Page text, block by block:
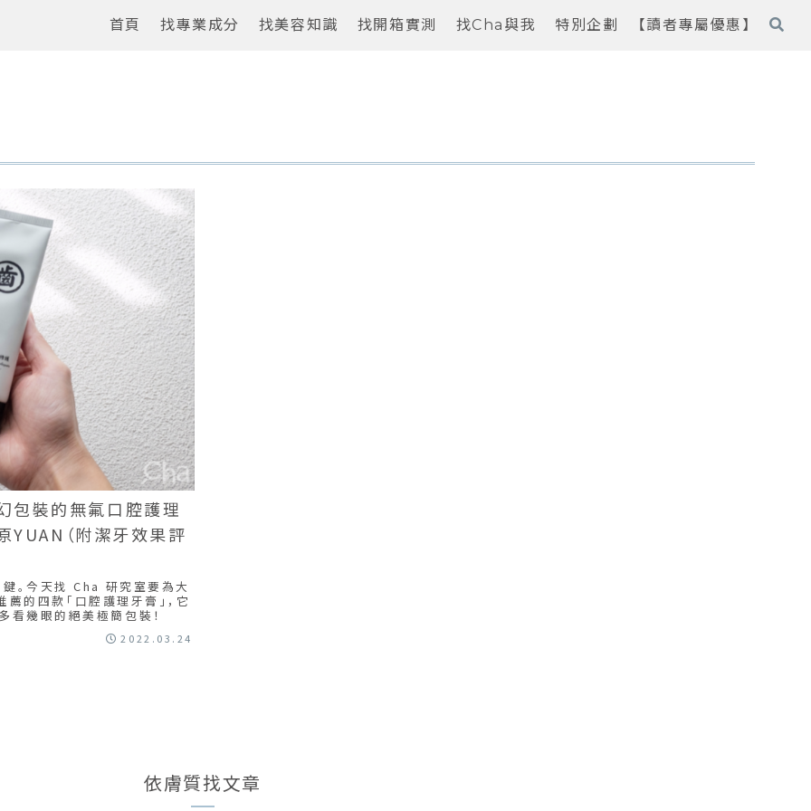
首頁 找專業成分 找美容知識 找開箱實測 找Cha與我 特別企劃 【讀者專屬優惠】
包裝的無氟口腔護理
YUAN（附潔牙效果評
。今天找 Cha 研究室要為大
的四款「口腔護理牙膏」，它
看幾眼的絕美極簡包裝！
2022.03.24
依膚質找文章